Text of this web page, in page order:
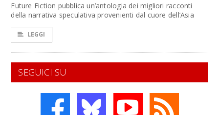
Future Fiction pubblica un’antologia dei migliori racconti
della narrativa speculativa provenienti dal cuore dell’Asia
LEGGI
SEGUICI SU